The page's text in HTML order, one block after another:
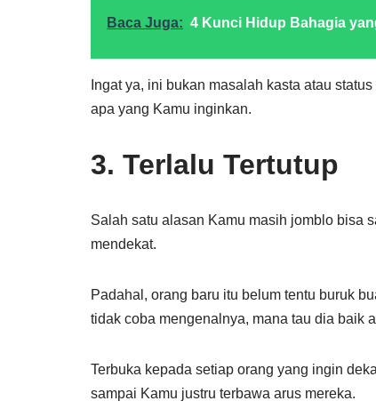
Baca Juga: 4 Kunci Hidup Bahagia
Ingat ya, ini bukan masalah kasta atau
apa yang Kamu inginkan.
3. Terlalu Tertutup
Salah satu alasan Kamu masih jomblo bisa
mendekat.
Padahal, orang baru itu belum tentu buruk
tidak coba mengenalnya, mana tau dia baik
Terbuka kepada setiap orang yang ingin
sampai Kamu justru terbawa arus mereka.